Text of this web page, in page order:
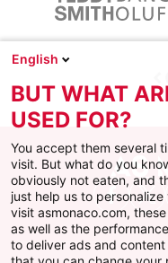
X
English
BUT WHAT
USED FOR?
You accept them several
visit. But what do you
obviously not eaten, and
just help us to
visit asmonaco.com,
as well as the
to deliver ads and